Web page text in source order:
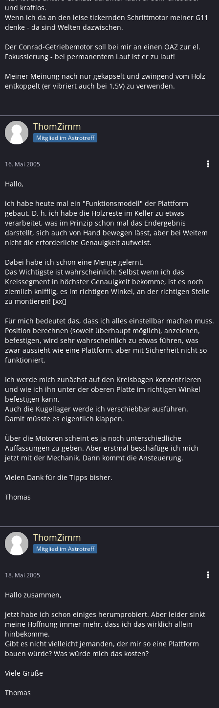
und kraftlos.
Wenn ich da an den leise tickernden Schrittmotor meiner G11
denke - da sind Welten dazwischen.
Der Conrad-Getriebemotor soll bei mir an einen OAZ zur el.
Fokussierung - bei permanentem Lauf ist er zu laut!
Meiner Meinung nach nur gekapselt und zwingend vom Holz
entkoppelt (er vibriert auch bei 1,5V) zu verwenden.
ThomZimm
Mitglied im Astrotreff
16. Mai 2005
Hallo,
ich habe heute mal ein "Funktionsmodell" der Plattform
gebaut. D. h. ich habe die Holzreste im Keller zu etwas
verarbeitet, was im Prinzip schon mal das Endergebnis
darstellt, sich auch von Hand bewegen lässt, aber bei Weitem
nicht die erforderliche Genauigkeit aufweist.
Dabei habe ich schon eine Menge gelernt.
Das Wichtigste ist wahrscheinlich: Selbst wenn ich das
Kreissegment in höchster Genauigkeit bekomme, ist es noch
ziemlich knifflig, es im richtigen Winkel, an der richtigen Stelle
zu montieren! [xx(]
Für mich bedeutet das, dass ich alles einstellbar machen muss.
Position berechnen (soweit überhaupt möglich), anzeichen,
befestigen, wird sehr wahrscheinlich zu etwas führen, was
zwar aussieht wie eine Plattform, aber mit Sicherheit nicht so
funktioniert.
Ich werde mich zunächst auf den Kreisbogen konzentrieren
und wie ich ihn unter der oberen Platte im richtigen Winkel
befestigen kann.
Auch die Kugellager werde ich verschiebbar ausführen.
Damit müsste es eigentlich klappen.
Über die Motoren scheint es ja noch unterschiedliche
Auffassungen zu geben. Aber erstmal beschäftige ich mich
jetzt mit der Mechanik. Dann kommt die Ansteuerung.
Vielen Dank für die Tipps bisher.
Thomas
ThomZimm
Mitglied im Astrotreff
18. Mai 2005
Hallo zusammen,
jetzt habe ich schon einiges herumprobiert. Aber leider sinkt
meine Hoffnung immer mehr, dass ich das wirklich allein
hinbekomme.
Gibt es nicht vielleicht jemanden, der mir so eine Plattform
bauen würde? Was würde mich das kosten?
Viele Grüße
Thomas